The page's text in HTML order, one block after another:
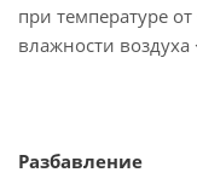
при температуре
влажности воздуха
Разбавление